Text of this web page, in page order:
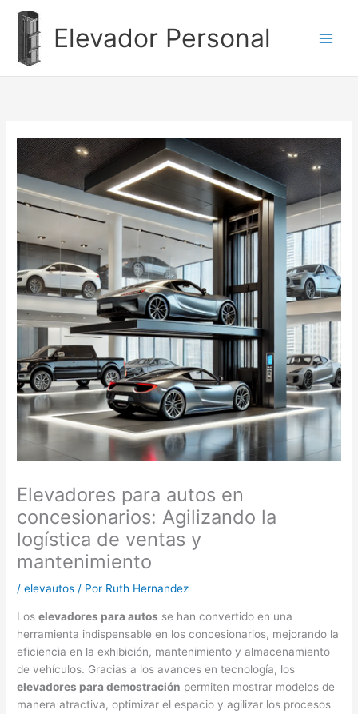
contenido
Elevador Personal
Elevadores para autos en
concesionarios: Agilizando la
logística de ventas y
mantenimiento
/elevautos / Por Ruth Hernandez
Loselevadores para autos se han convertido en una
herramienta indispensable en los concesionarios, mejorando la
eficiencia en la exhibición, mantenimiento y almacenamiento
de vehículos. Gracias a los avances en tecnología, los
elevadores para demostración permiten mostrar modelos de
manera atractiva, optimizar el espacio y agilizar los procesos